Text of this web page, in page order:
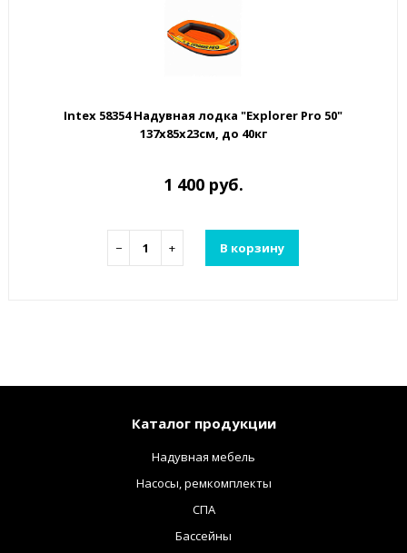
Intex 58354 Надувная лодка "Explorer Pro 50"
137х85х23см, до 40кг
1 400 руб.
− + В корзину
Каталог продукции
Надувная мебель
Насосы, ремкомплекты
СПА
Бассейны